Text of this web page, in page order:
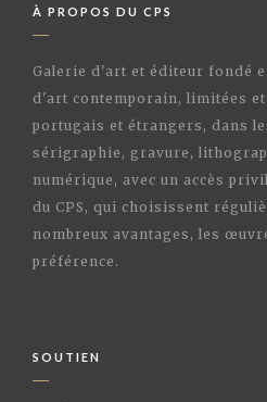
À PROPOS DU CPS
Galerie d'art et éditeur fondé
d'art contemporain, limitées
portugais et étrangers, dans
sérigraphie, gravure,
numérique, avec un accès
du CPS, qui choisissent
nombreux avantages, les
préférence.
SOUTIEN